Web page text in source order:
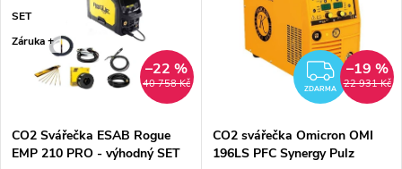
SET
Záruka +
40 758 Kč
–22 %
CO2 Svářečka ESAB Rogue
EMP 210 PRO - výhodný SET
ZDARMA 22 931 Kč
–19 %
CO2 svářečka Omicron OMI
196LS PFC Synergy Pulz